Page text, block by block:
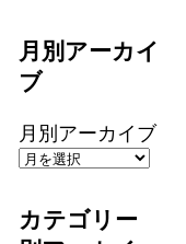
月別アーカイ
ブ
月別アーカイブ
カテゴリー